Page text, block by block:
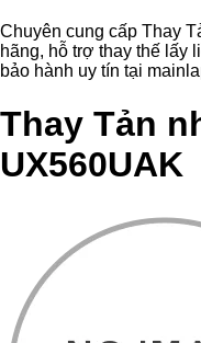
Chuyên cung cấp Thay
hãng, hỗ trợ thay thế lấy
bảo hành uy tín tại
Thay Tản
UX560UAK